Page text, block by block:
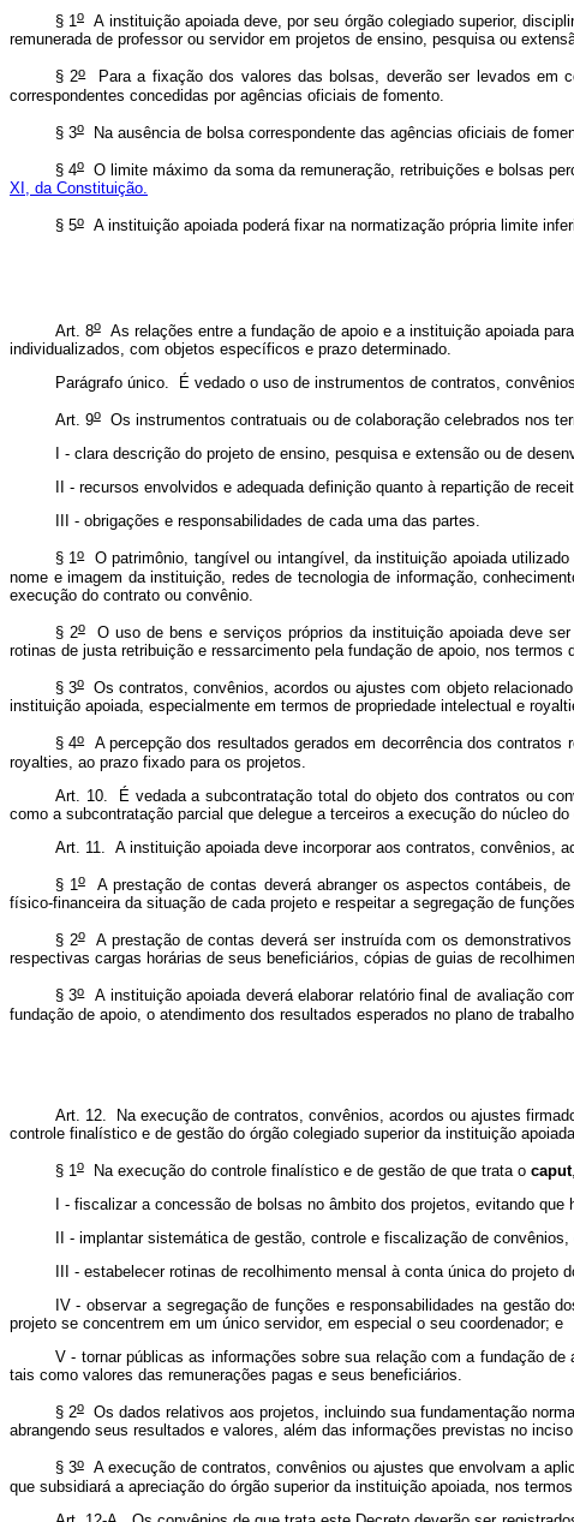
§ 1oA instituição apoiada deve, por seu órgão colegiado superior,
remunerada de professor ou servidor em projetos de ensino, pesquisa ou
§ 2oPara a fixação dos valores das bolsas, deverão ser levados em
correspondentes concedidas por agências oficiais de fomento.
§ 3oNa ausência de bolsa correspondente das agências oficiais de
§ 4oO limite máximo da soma da remuneração, retribuições e bolsas
XI, da Constituição.
§ 5oA instituição apoiada poderá fixar na normatização própria limite
Art. 8oAs relações entre a fundação de apoio e a instituição apoiada
individualizados, com objetos específicos e prazo determinado.
Parágrafo único. É vedado o uso de instrumentos de contratos,
Art. 9oOs instrumentos contratuais ou de colaboração celebrados nos
I - clara descrição do projeto de ensino, pesquisa e extensão ou de
II - recursos envolvidos e adequada definição quanto à repartição de
III - obrigações e responsabilidades de cada uma das partes.
§ 1oO patrimônio, tangível ou intangível, da instituição apoiada
nome e imagem da instituição, redes de tecnologia de informação,
execução do contrato ou convênio.
§ 2oO uso de bens e serviços próprios da instituição apoiada deve ser
rotinas de justa retribuição e ressarcimento pela fundação de apoio, nos termos
§ 3oOs contratos, convênios, acordos ou ajustes com objeto
instituição apoiada, especialmente em termos de propriedade intelectual e
§ 4oA percepção dos resultados gerados em decorrência dos contratos
royalties, ao prazo fixado para os projetos.
Art. 10. É vedada a subcontratação total do objeto dos contratos ou
como a subcontratação parcial que delegue a terceiros a execução do núcleo do
Art. 11. A instituição apoiada deve incorporar aos contratos, convênios,
§ 1oA prestação de contas deverá abranger os aspectos contábeis,
físico-financeira da situação de cada projeto e respeitar a segregação de
§ 2oA prestação de contas deverá ser instruída com os
respectivas cargas horárias de seus beneficiários, cópias de guias de
§ 3oA instituição apoiada deverá elaborar relatório final de avaliação
fundação de apoio, o atendimento dos resultados esperados no plano de
Art. 12. Na execução de contratos, convênios, acordos ou ajustes
controle finalístico e de gestão do órgão colegiado superior da instituição apoiada.
§ 1oNa execução do controle finalístico e de gestão de que trata o caput
I - fiscalizar a concessão de bolsas no âmbito dos projetos, evitando
II - implantar sistemática de gestão, controle e fiscalização de
III - estabelecer rotinas de recolhimento mensal à conta única do
IV - observar a segregação de funções e responsabilidades na gestão
projeto se concentrem em um único servidor, em especial o seu coordenador; e
V - tornar públicas as informações sobre sua relação com a fundação
tais como valores das remunerações pagas e seus beneficiários.
§ 2oOs dados relativos aos projetos, incluindo sua fundamentação
abrangendo seus resultados e valores, além das informações previstas no
§ 3oA execução de contratos, convênios ou ajustes que envolvam a
que subsidiará a apreciação do órgão superior da instituição apoiada, nos